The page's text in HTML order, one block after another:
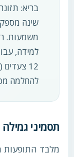
בריא:
שינה
משמעות.
למידה,
12
להחלמה
תסמיני
מלבד התופעות